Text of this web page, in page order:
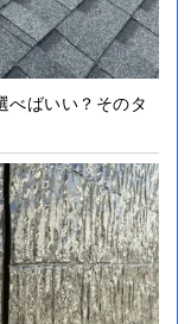
べばいい？そのタ